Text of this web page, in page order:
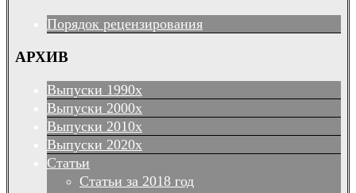
Порядок рецензирования
АРХИВ
Выпуски 1990х
Выпуски 2000х
Выпуски 2010х
Выпуски 2020х
Статьи
Статьи за 2018 год